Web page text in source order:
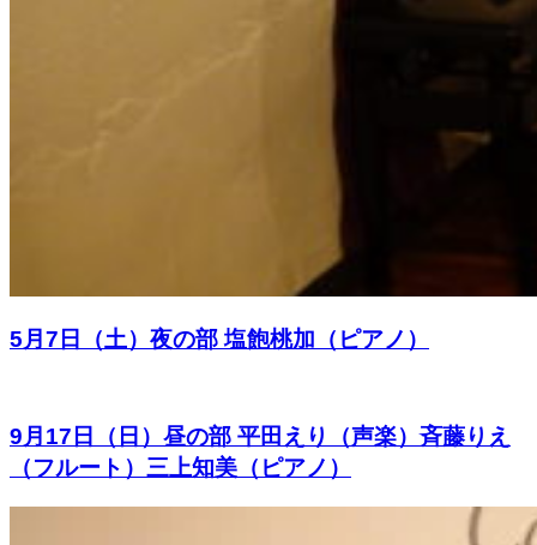
5月7日（土）夜の部 塩飽桃加（ピアノ）
9月17日（日）昼の部 平田えり（声楽）斉藤りえ
（フルート）三上知美（ピアノ）